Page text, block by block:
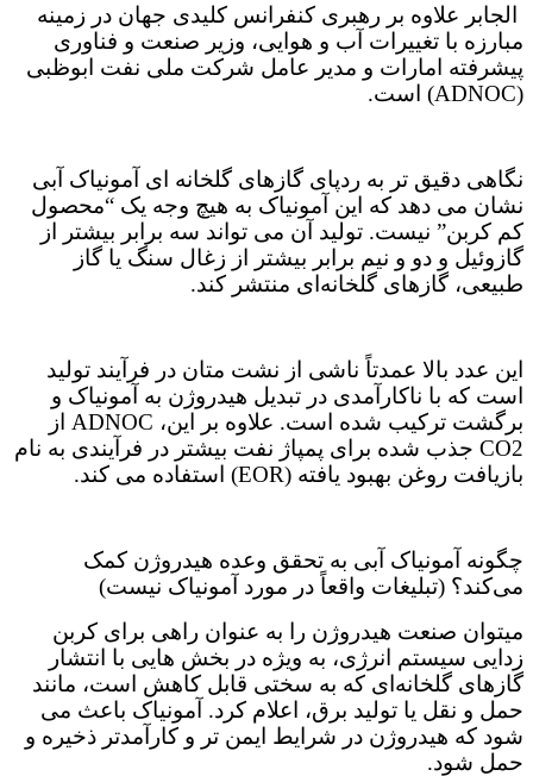
الجابر علاوه بر رهبری کنفرانس کلیدی جهان در زمینه
مبارزه با تغییرات آب و هوایی، وزیر صنعت و فناوری
پیشرفته امارات و مدیر عامل شرکت ملی نفت ابوظبی
(ADNOC) است.
نگاهی دقیق تر به ردپای گازهای گلخانه ای آمونیاک آبی
نشان می دهد که این آمونیاک به هیچ وجه یک “محصول
کم کربن” نیست. تولید آن می تواند سه برابر بیشتر از
گازوئیل و دو و نیم برابر بیشتر از زغال سنگ یا گاز
طبیعی، گازهای گلخانه‌ای منتشر کند.
این عدد بالا عمدتاً ناشی از نشت متان در فرآیند تولید
است که با ناکارآمدی در تبدیل هیدروژن به آمونیاک و
برگشت ترکیب شده است. علاوه بر این، ADNOC از
CO2 جذب شده برای پمپاژ نفت بیشتر در فرآیندی به نام
بازیافت روغن بهبود یافته (EOR) استفاده می کند.
چگونه آمونیاک آبی به تحقق وعده هیدروژن کمک
می‌کند؟ (تبلیغات واقعاً در مورد آمونیاک نیست)
میتوان صنعت هیدروژن را به عنوان راهی برای کربن
زدایی سیستم انرژی، به ویژه در بخش هایی با انتشار
گازهای گلخانه‌ای که به سختی قابل کاهش است، مانند
حمل و نقل یا تولید برق، اعلام کرد. آمونیاک باعث می
شود که هیدروژن در شرایط ایمن تر و کارآمدتر ذخیره و
حمل شود.